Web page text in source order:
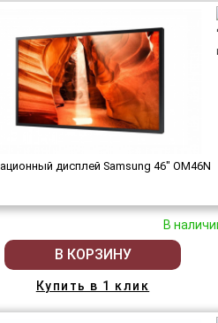
дисплей Samsung 46" OM46N
В
В КОРЗИНУ
Купить в 1 клик